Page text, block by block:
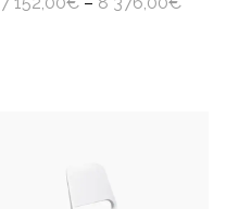
variations.